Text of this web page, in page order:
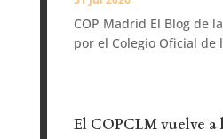
COP Madrid El Blog de
por el Colegio Oficial de
El COPCLM vuelve